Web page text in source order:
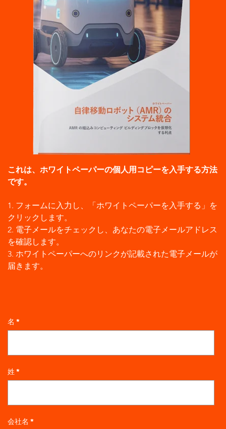
これは、ホワイトペーパーの個人用コピーを入手する方法
です。
1. フォームに入力し、「ホワイトペーパーを入手する」を
クリックします。
2. 電子メールをチェックし、あなたの電子メールアドレス
を確認します。
3. ホワイトペーパーへのリンクが記載された電子メールが
届きます。
名 *
姓 *
会社名 *